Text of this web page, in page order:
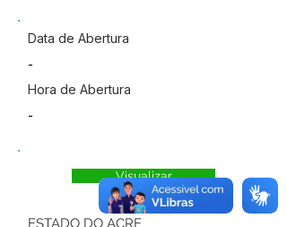
Data de Abertura
-
Hora de Abertura
-
Visualizar
ESTADO DO ACRE